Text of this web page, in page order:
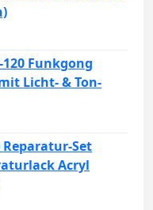
120 Funkgong
Licht- & Ton-
Set
Acryl